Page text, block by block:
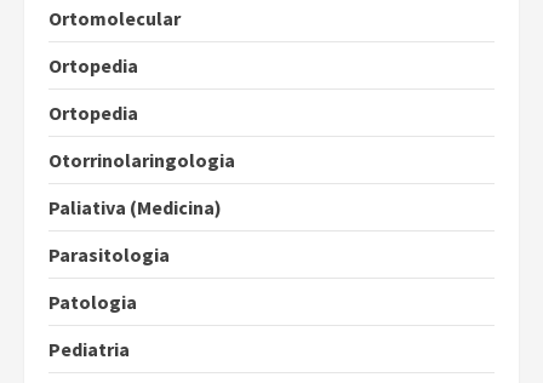
Ortomolecular
Ortopedia
Ortopedia
Otorrinolaringologia
Paliativa (Medicina)
Parasitologia
Patologia
Pediatria